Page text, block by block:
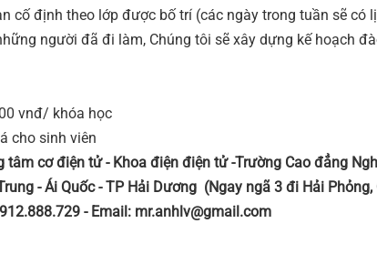
định theo lớp được bố trí (các ngày trong tuần sẽ có
người đã đi làm, Chúng tôi sẽ xây dựng kế hoạch
vnđ/ khóa học
sinh viên
tâm cơ điện tử - Khoa điện điện tử -Trường Cao đẳng
Ái Quốc - TP Hải Dương (Ngay ngã 3 đi Hải Phỏng,
- Email: mr.anhlv@gmail.com